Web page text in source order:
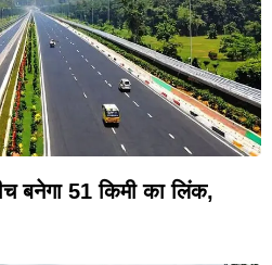
बनेगा 51 किमी का लिंक,